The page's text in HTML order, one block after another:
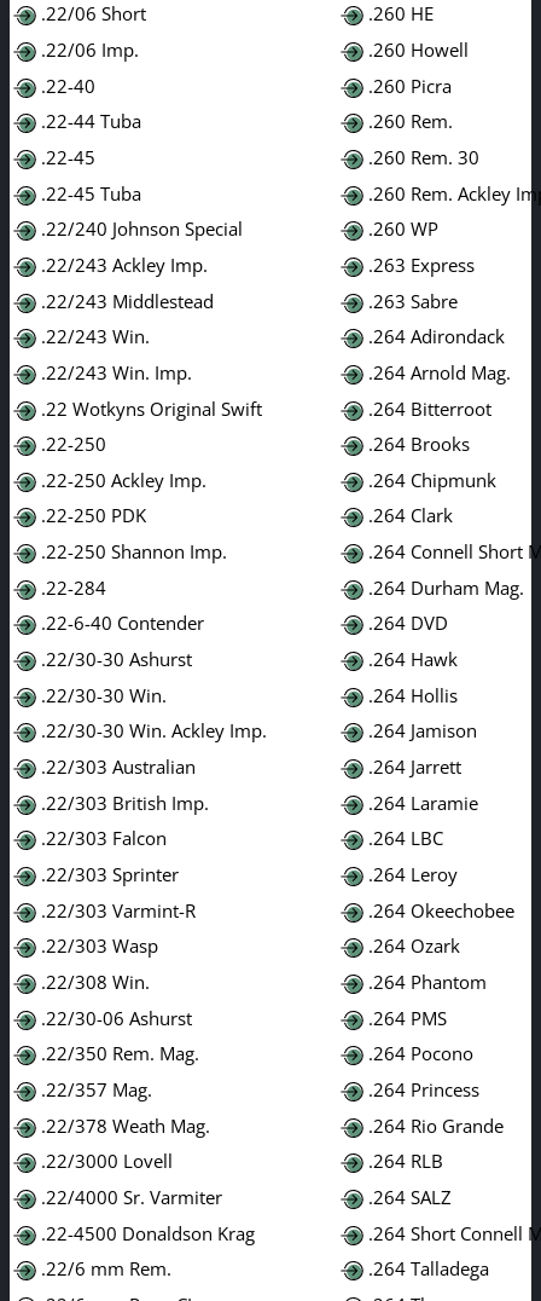
.22/06 Short
.22/06 Imp.
.22-40
.22-44 Tuba
.22-45
.22-45 Tuba
.22/240 Johnson Special
.22/243 Ackley Imp.
.22/243 Middlestead
.22/243 Win.
.22/243 Win. Imp.
.22 Wotkyns Original Swift
.22-250
.22-250 Ackley Imp.
.22-250 PDK
.22-250 Shannon Imp.
.22-284
.22-6-40 Contender
.22/30-30 Ashurst
.22/30-30 Win.
.22/30-30 Win. Ackley Imp.
.22/303 Australian
.22/303 British Imp.
.22/303 Falcon
.22/303 Sprinter
.22/303 Varmint-R
.22/303 Wasp
.22/308 Win.
.22/30-06 Ashurst
.22/350 Rem. Mag.
.22/357 Mag.
.22/378 Weath Mag.
.22/3000 Lovell
.22/4000 Sr. Varmiter
.22-4500 Donaldson Krag
.22/6 mm Rem.
.260 HE
.260 Howell
.260 Picra
.260 Rem.
.260 Rem. 30
.260 Rem. Ackley
.260 WP
.263 Express
.263 Sabre
.264 Adirondack
.264 Arnold Mag.
.264 Bitterroot
.264 Brooks
.264 Chipmunk
.264 Clark
.264 Connell Short
.264 Durham Mag.
.264 DVD
.264 Hawk
.264 Hollis
.264 Jamison
.264 Jarrett
.264 Laramie
.264 LBC
.264 Leroy
.264 Okeechobee
.264 Ozark
.264 Phantom
.264 PMS
.264 Pocono
.264 Princess
.264 Rio Grande
.264 RLB
.264 SALZ
.264 Short Connell
.264 Talladega